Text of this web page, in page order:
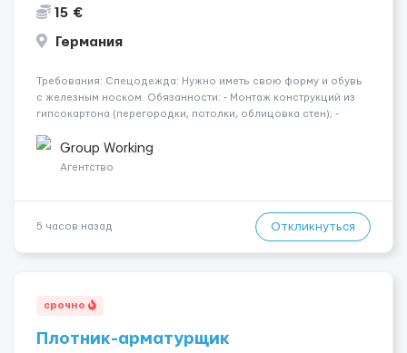
15 €
Германия
Требования: Спецодежда: Нужно иметь свою форму и обувь
с железным носком. Обязанности: - Монтаж конструкций из
гипсокартона (перегородки, потолки, облицовка стен); -
малярных работ (шпатлевка, грунтовка, покраска); -
Штукатурные работы ...
Group Working
Агентство
5 часов назад Откликнуться
срочно
Плотник-арматурщик